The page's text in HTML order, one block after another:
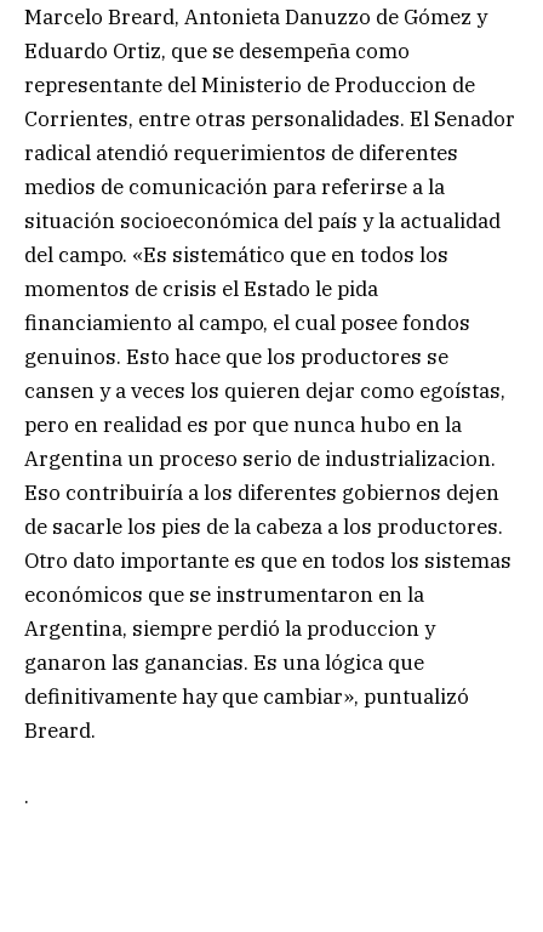
Marcelo Breard, Antonieta Danuzzo de Gómez y
Eduardo Ortiz, que se desempeña como
representante del Ministerio de Produccion de
Corrientes, entre otras personalidades. El Senador
radical atendió requerimientos de diferentes
medios de comunicación para referirse a la
situación socioeconómica del país y la actualidad
del campo. «Es sistemático que en todos los
momentos de crisis el Estado le pida
financiamiento al campo, el cual posee fondos
genuinos. Esto hace que los productores se
cansen y a veces los quieren dejar como egoístas,
pero en realidad es por que nunca hubo en la
Argentina un proceso serio de industrializacion.
Eso contribuiría a los diferentes gobiernos dejen
de sacarle los pies de la cabeza a los productores.
Otro dato importante es que en todos los sistemas
económicos que se instrumentaron en la
Argentina, siempre perdió la produccion y
ganaron las ganancias. Es una lógica que
definitivamente hay que cambiar», puntualizó
Breard.
.